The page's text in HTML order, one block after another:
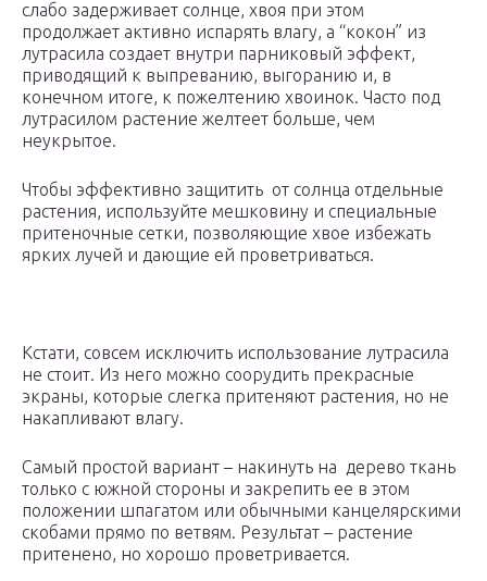
слабо задерживает солнце, хвоя при этом
продолжает активно испарять влагу, а “кокон” из
лутрасила создает внутри парниковый эффект,
приводящий к выпреванию, выгоранию и, в
конечном итоге, к пожелтению хвоинок. Часто под
лутрасилом растение желтеет больше, чем
неукрытое.
Чтобы эффективно защитить от солнца отдельные
растения, используйте мешковину и специальные
притеночные сетки, позволяющие хвое избежать
ярких лучей и дающие ей проветриваться.
Кстати, совсем исключить использование лутрасила
не стоит. Из него можно соорудить прекрасные
экраны, которые слегка притеняют растения, но не
накапливают влагу.
Самый простой вариант – накинуть на дерево ткань
только с южной стороны и закрепить ее в этом
положении шпагатом или обычными канцелярскими
скобами прямо по ветвям. Результат – растение
притенено, но хорошо проветривается.